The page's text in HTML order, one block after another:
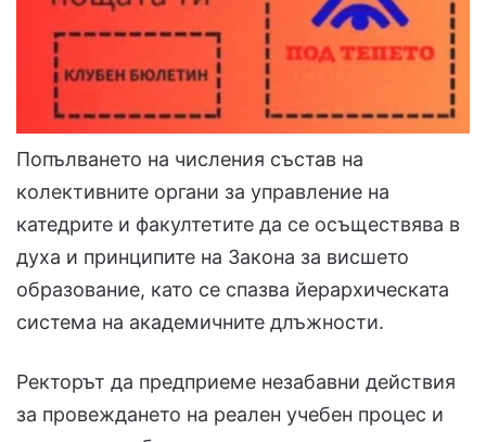
Попълването на числения състав на
колективните органи за управление на
катедрите и факултетите да се осъществява в
духа и принципите на Закона за висшето
образование, като се спазва йерархическата
система на академичните длъжности.
Ректорът да предприеме незабавни действия
за провеждането на реален учебен процес и